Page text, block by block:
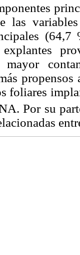
las
explantes
mayor
foliares
Por su